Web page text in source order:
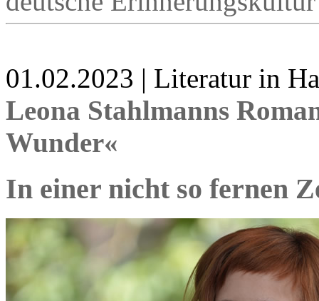
01.02.2023 | Literatur in
Leona Stahlmanns
Wunder«
In einer nicht so fernen